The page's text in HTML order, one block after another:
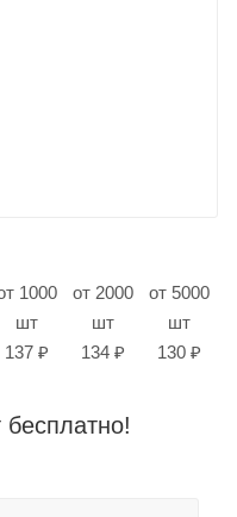
1000
шт
137 ₽
от 2000
шт
134 ₽
от 5000
шт
130 ₽